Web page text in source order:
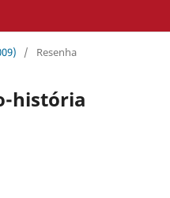
/ Resenha
história